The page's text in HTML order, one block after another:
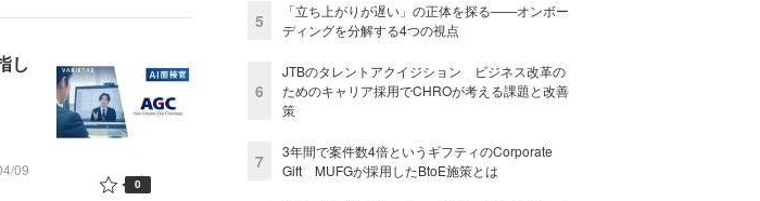
し
09
0
5
「立ち上がりが遅い」の正体を探る——オンボー
ディングを分解する4つの視点
6
JTBのタレントアクイジション ビジネス改革の
ためのキャリア採用でCHROが考える課題と改善
策
7
3年間で案件数4倍というギフティのCorporate
Gift MUFGが採用したBtoE施策とは